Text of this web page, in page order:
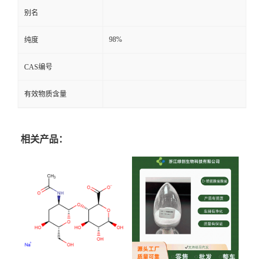
别名
纯度 98%
CAS编号
有效物质含量
相关产品：